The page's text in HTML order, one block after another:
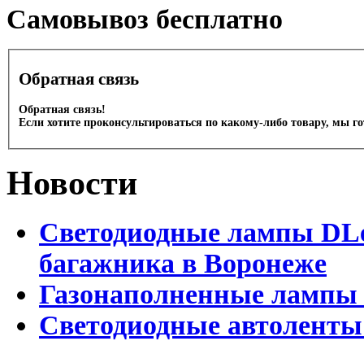
Cамовывоз бесплатно
Обратная связь
Обратная связь!
Если хотите проконсультироваться по какому-либо товару, мы
Новости
Светодиодные лампы
багажника в Воронеже
Газонаполненные
Светодиодные